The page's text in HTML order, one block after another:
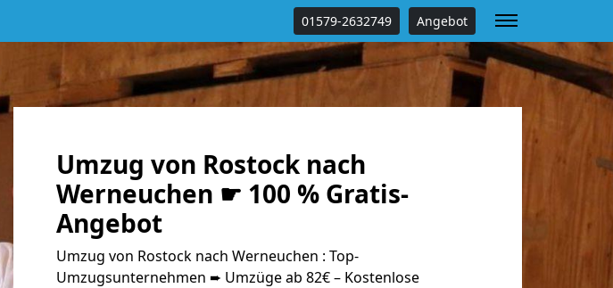
01579-2632749 Angebot
Umzug von Rostock nach
Werneuchen ☛ 100 % Gratis-
Angebot
Umzug von Rostock nach Werneuchen : Top-
Umzugsunternehmen ➨ Umzüge ab 82€ – Kostenlose